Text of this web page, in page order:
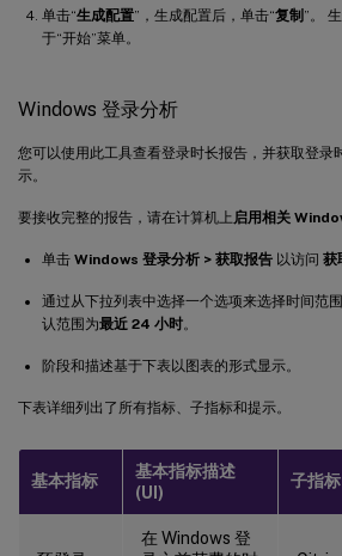
单击“生成配置”，生成配置后，单击“复制 ”。
于“开始”菜单。
Windows 登录分析
您可以使用此工具查看登录时长报告，并获取登录
示。
要接收完整的报告，请在计算机上 启用相关
单击 Windows 登录分析 > 获取报告 以访问 获
通过从下拉列表中选择一个选项来选择时间范
认范围为最近 24 小时。
阶段和描述基于下表以图表的形式显示。
下表详细列出了所有指标、子指标和提示。
基本指标
基本指标描述
(UI)
子指标
在 Windows 登